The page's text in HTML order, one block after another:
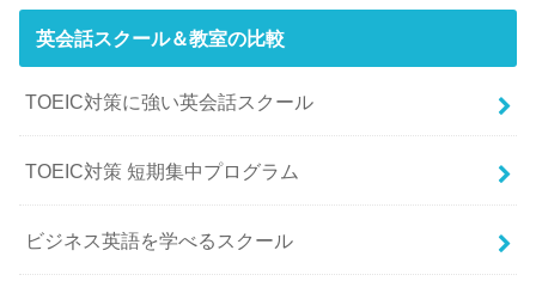
英会話スクール＆教室の比較
TOEIC対策に強い英会話スクール
TOEIC対策 短期集中プログラム
ビジネス英語を学べるスクール